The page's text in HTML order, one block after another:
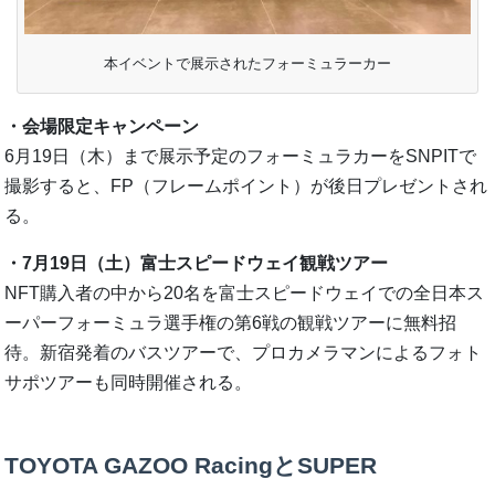
本イベントで展示されたフォーミュラーカー
・会場限定キャンペーン
6月19日（木）まで展示予定のフォーミュラカーをSNPITで
撮影すると、FP（フレームポイント）が後日プレゼントされ
る。
・7月19日（土）富士スピードウェイ観戦ツアー
NFT購入者の中から20名を富士スピードウェイでの全日本ス
ーパーフォーミュラ選手権の第6戦の観戦ツアーに無料招
待。新宿発着のバスツアーで、プロカメラマンによるフォト
サポツアーも同時開催される。
TOYOTA GAZOO RacingとSUPER